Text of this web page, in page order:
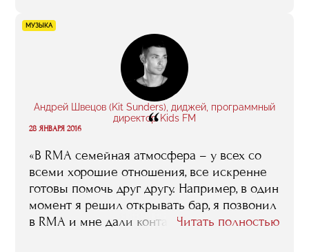
бояться быть услышанной в нашем
консервативном музее, верить в свои идеи.
Полученные знания и знакомства очень
пригодились мне в работе, я стала гораздо
лучше понимать многие внутренние
процессы, специфику работы в нашей
среде, очень пригодился опыт музейного
такие гуру, как Марина Девовна Лошак,
Зельфира Исмаиловна Трегулова, Василий
Церетели и другие».
МУЗЫКА
Андрей Швецов (Kit Sunders), диджей, программный
директор Kids FM
“
28 ЯНВАРЯ 2016
«В RMA семейная атмосфера – у всех со
всеми хорошие отношения, все искренне
готовы помочь друг другу. Например, в один
момент я решил открывать бар, я позвонил
в RMA и мне дали контакт человека,
Читать полностью